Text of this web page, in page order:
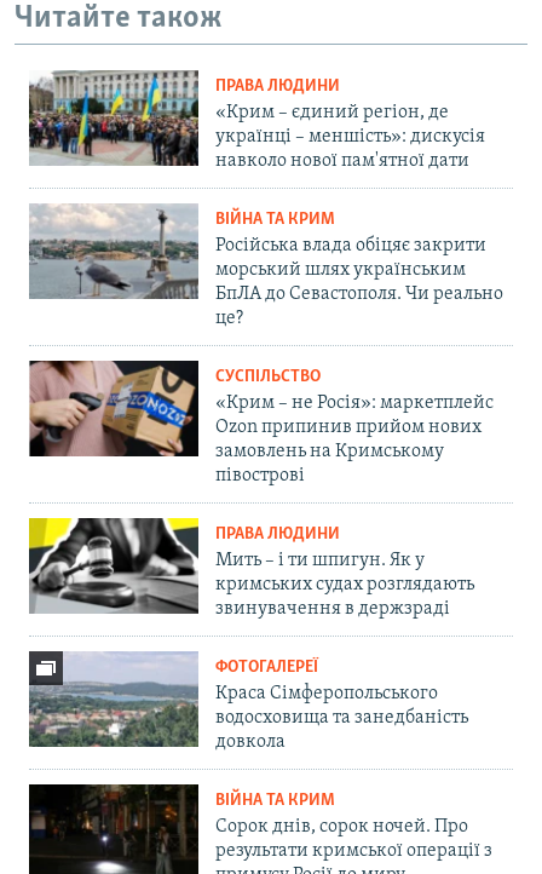
Читайте також
ПРАВА ЛЮДИНИ
«Крим – єдиний регіон, де
українці – меншість»: дискусія
навколо нової пам'ятної дати
ВІЙНА ТА КРИМ
Російська влада обіцяє закрити
морський шлях українським
БпЛА до Севастополя. Чи реально
це?
СУСПІЛЬСТВО
«Крим – не Росія»: маркетплейс
Ozon припинив прийом нових
замовлень на Кримському
півострові
ПРАВА ЛЮДИНИ
Мить – і ти шпигун. Як у
кримських судах розглядають
звинувачення в держзраді
ФОТОГАЛЕРЕЇ
Краса Сімферопольського
водосховища та занедбаність
довкола
ВІЙНА ТА КРИМ
Сорок днів, сорок ночей. Про
результати кримської операції з